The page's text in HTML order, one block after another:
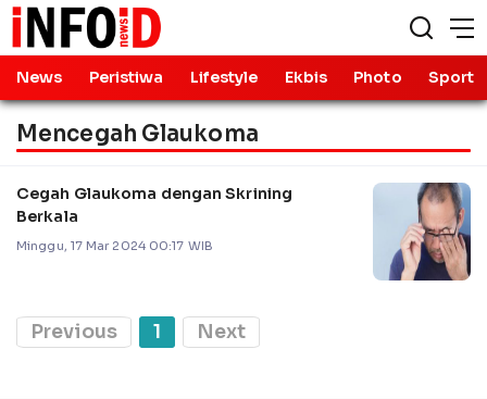
News Peristiwa Lifestyle Ekbis Photo Sport
Mencegah Glaukoma
Cegah Glaukoma dengan Skrining
Berkala
Minggu, 17 Mar 2024 00:17 WIB
Previous 1 Next